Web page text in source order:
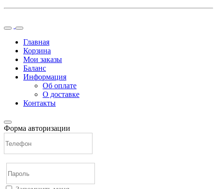
Главная
Корзина
Мои заказы
Баланс
Информация
Об оплате
О доставке
Контакты
Форма авторизации